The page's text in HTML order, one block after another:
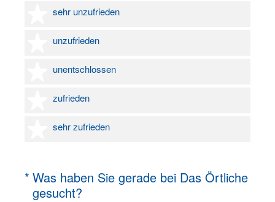
sehr unzufrieden
1 Stern
unzufrieden
2 Sterne
unentschlossen
3 Sterne
zufrieden
4 Sterne
sehr zufrieden
5 Sterne
* Was haben Sie gerade bei Das Örtliche
gesucht?
(Erforderlich.)